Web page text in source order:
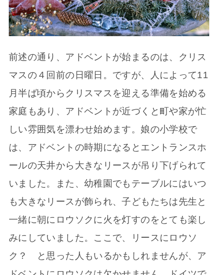
前述の通り、アドベントが始まるのは、クリス
マスの４回前の日曜日。ですが、人によって11
月半ば頃からクリスマスを迎える準備を始める
家庭もあり、アドベントが近づくと町や家が忙
しい雰囲気を漂わせ始めます。娘の小学校で
は、アドベントの時期になるとエントランスホ
ールの天井から大きなリースが吊り下げられて
いました。また、幼稚園でもテーブルにはいつ
も大きなリースが飾られ、子どもたちは先生と
一緒に朝にロウソクに火を灯すのをとても楽し
みにしていました。ここで、リースにロウソ
ク？ と思った人もいるかもしれませんが、ア